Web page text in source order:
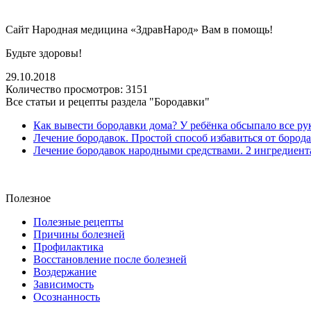
Сайт Народная медицина «ЗдравНарод» Вам в помощь!
Будьте здоровы!
29.10.2018
Количество просмотров: 3151
Все статьи и рецепты раздела "Бородавки"
Как вывести бородавки дома? У ребёнка обсыпало все
Лечение бородавок. Простой способ избавиться от
Лечение бородавок народными средствами. 2
Полезное
Полезные рецепты
Причины болезней
Профилактика
Восстановление после болезней
Воздержание
Зависимость
Осознанность